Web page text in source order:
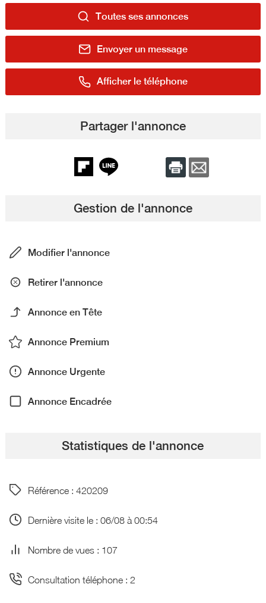
Toutes ses annonces
Envoyer un message
Afficher le téléphone
Partager l'annonce
Gestion de l'annonce
Modifier l'annonce
Retirer l'annonce
Annonce en Tête
Annonce Premium
Annonce Urgente
Annonce Encadrée
Statistiques de l'annonce
Référence : 420209
Dernière visite le : 06/08 à 00:54
Nombre de vues : 107
Consultation téléphone : 2